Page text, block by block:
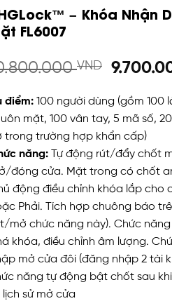
– Khóa Nhận
FL6007
VND
điểm: 100 người dùng (gồm 100
mặt, 100 vân tay, 5 mã số,
trong trường hợp khẩn cấp)
năng: Tự động rút/đẩy chốt
đóng cửa. Mặt trong có chốt
động điều chỉnh khóa lắp cho
Phải. Tích hợp chuông báo
mở chức năng này). Chức
khóa, điều chỉnh âm lượng.
mở cửa đôi (đăng nhập 2 tài
năng tự động bật chốt sau
lịch sử mở cửa